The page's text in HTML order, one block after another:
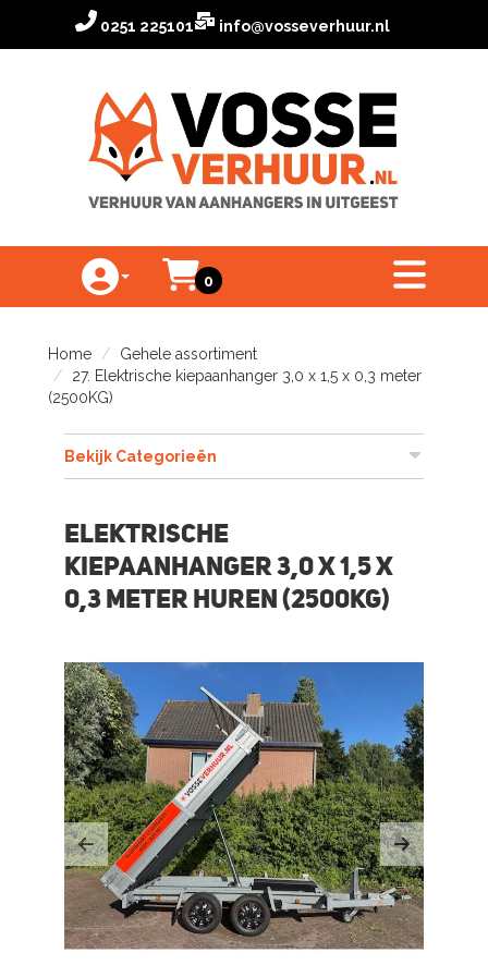
0251 225101 info@vosseverhuur.nl
Toggle Account dropdown
Winkelwagen
0
toggle menu
Home
Gehele assortiment
27. Elektrische kiepaanhanger 3,0 x 1,5 x 0,3 meter
(2500KG)
Bekijk Categorieën
Elektrische
kiepaanhanger 3,0 x 1,5 x
0,3 meter huren (2500KG)
Previous Next